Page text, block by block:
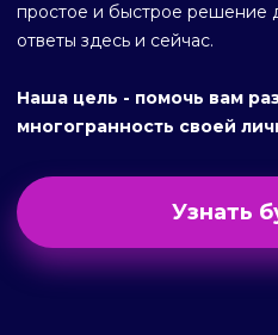
простое и быстрое решение
ответы здесь и сейчас.
Наша цель - помочь вам
многогранность своей
Узнать